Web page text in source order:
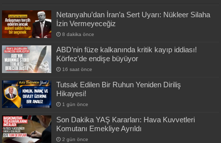
Netanyahu’dan İran’a Sert Uyarı: Nükleer Silaha
İzin Vermeyeceğiz
8 dakika önce
ABD’nin füze kalkanında kritik kayıp iddiası!
Körfez’de endişe büyüyor
16 saat önce
Tutsak Edilen Bir Ruhun Yeniden Diriliş
Hikayesi!
1 gün önce
Son Dakika YAŞ Kararları: Hava Kuvvetleri
Komutanı Emekliye Ayrıldı
2 gün önce